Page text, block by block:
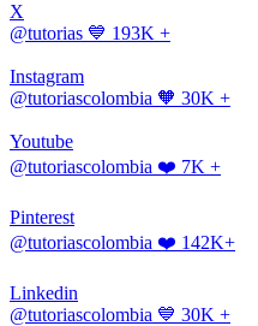
X
@tutorias 💙 193K +
Instagram
@tutoriascolombia 🧡 30K +
Youtube
@tutoriascolombia ❤️ 7K +
Pinterest
@tutoriascolombia ❤️ 142K+
Linkedin
@tutoriascolombia 💙 30K +